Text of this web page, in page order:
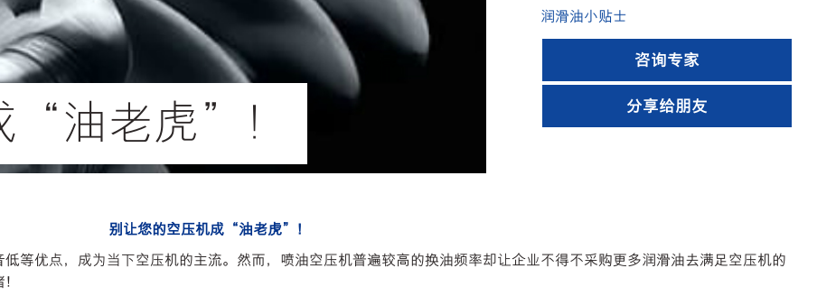
“油老虎”！
润滑油小贴士
咨询专家
分享给朋友
别让您的空压机成“油老虎”！
等优点，成为当下空压机的主流。然而，喷油空压机普遍较高的换油频率却让企业不得不采购更多润滑油去满足空压机的